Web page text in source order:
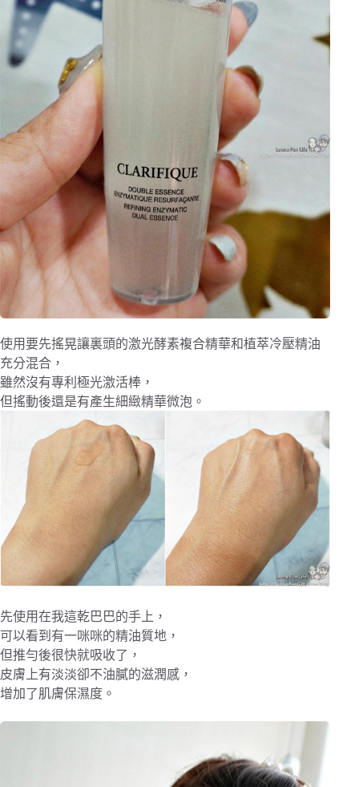
使用要先搖晃讓裏頭的激光酵素複合精華和植萃冷壓精油
充分混合，
雖然沒有專利極光激活棒，
但搖動後還是有產生細緻精華微泡。
先使用在我這乾巴巴的手上，
可以看到有一咪咪的精油質地，
但推勻後很快就吸收了，
皮膚上有淡淡卻不油膩的滋潤感，
增加了肌膚保濕度。